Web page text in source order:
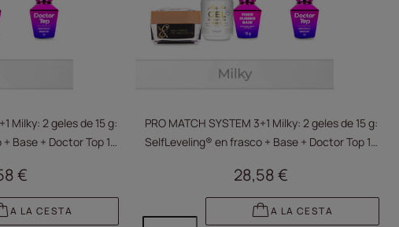
Milky: 2 geles de 15 g:
Base + Doctor Top 10
€
A LA CESTA
PRO MATCH SYSTEM 3+1 Milky: 2 geles de 15 g:
SelfLeveling® en frasco + Base + Doctor Top 10
28,58 €
A LA CESTA